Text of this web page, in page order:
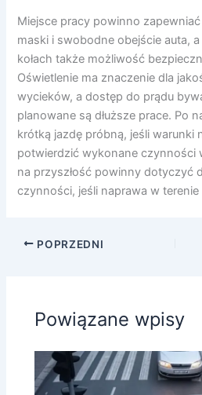
Miejsce pracy powinno
maski i swobodne obejście auta,
kołach także możliwość
Oświetlenie ma znaczenie dla
wycieków, a dostęp do prądu
planowane są dłuższe prace. Po
krótką jazdę próbną, jeśli warunki
potwierdzić wykonane czynności
na przyszłość powinny dotyczyć
czynności, jeśli naprawa w terenie
POPRZEDNI
Powiązane wpisy